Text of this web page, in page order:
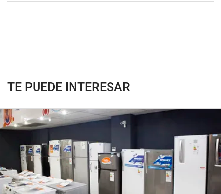
TE PUEDE INTERESAR